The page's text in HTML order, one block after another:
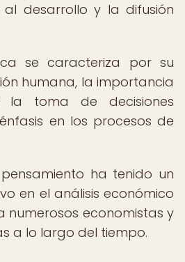
al desarrollo y la difusión
se caracteriza por su
humana, la importancia
la toma de decisiones
en los procesos de
ha tenido un
en el análisis económico
numerosos economistas y
a lo largo del tiempo.